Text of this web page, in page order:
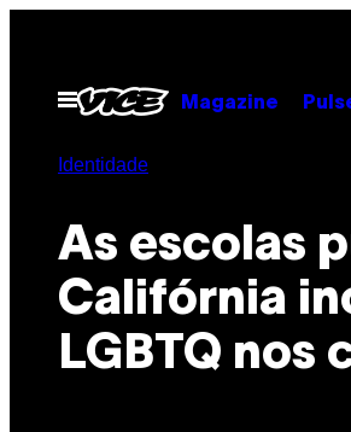
contentOpen
Menu
Magazine
Identidade
As escolas
Califórnia
LGBTQ nos